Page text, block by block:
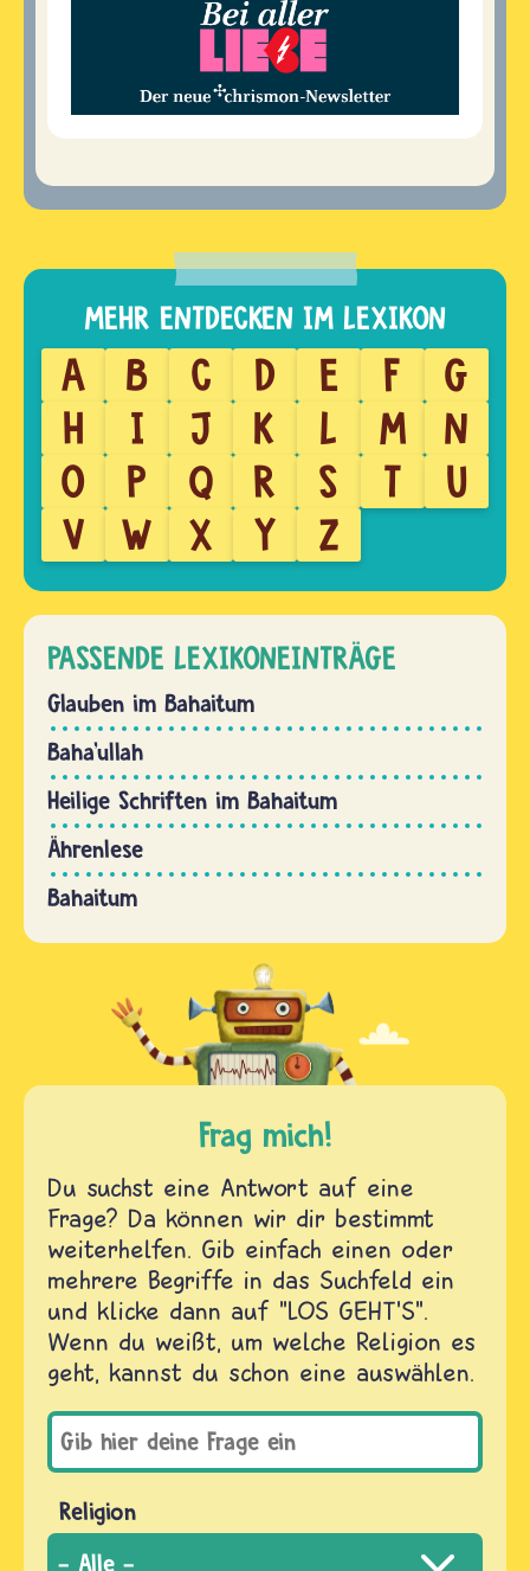
A B C D E F
G
H
I J K L M
N
O
P Q R S T
U
V
W X Y Z
PASSENDE LEXIKONEINTRÄGE
Glauben im Bahaitum
Baha’ullah
Heilige Schriften im Bahaitum
Ährenlese
Bahaitum
Frag mich!
Du suchst eine Antwort auf eine
Frage? Da können wir dir bestimmt
weiterhelfen. Gib einfach einen oder
mehrere Begriffe in das Suchfeld ein
und klicke dann auf "LOS GEHT'S".
Wenn du weißt, um welche Religion es
geht, kannst du schon eine auswählen.
Religion